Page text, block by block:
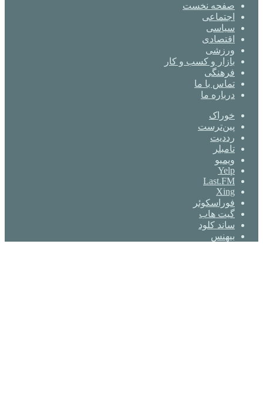
صفحه نخست
اجتماعی
سیاسی
اقتصادی
ورزشی
بازار و کسب و کار
فرهنگی
تماس با ما
درباره ما
خوراک
‫پین‌ترست
‫رددیت
‫تامبلر
ویمیو
Yelp
Last.FM
Xing
فوراسکوئر
گیت ‌هاب
ساند کلود
بیهنس